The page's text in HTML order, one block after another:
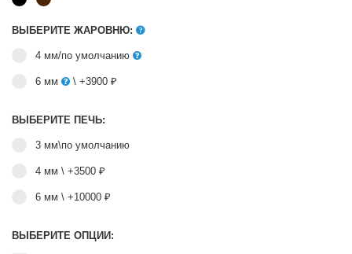
ВЫБЕРИТЕ ЖАРОВНЮ:
4 мм/по умолчанию
6 мм \ +3900 ₽
ВЫБЕРИТЕ ПЕЧЬ:
3 мм\по умолчанию
4 мм \ +3500 ₽
6 мм \ +10000 ₽
ВЫБЕРИТЕ ОПЦИИ: